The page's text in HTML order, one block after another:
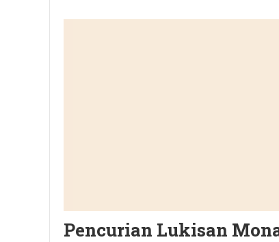
Pencurian Lukisan